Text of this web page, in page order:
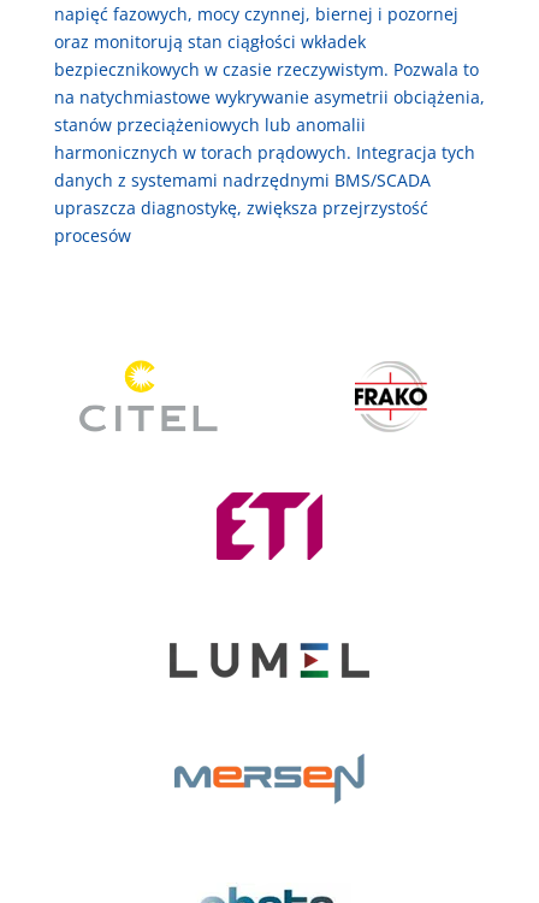
napięć fazowych, mocy czynnej, biernej i pozornej
oraz monitorują stan ciągłości wkładek
bezpiecznikowych w czasie rzeczywistym. Pozwala to
na natychmiastowe wykrywanie asymetrii obciążenia,
stanów przeciążeniowych lub anomalii
harmonicznych w torach prądowych. Integracja tych
danych z systemami nadrzędnymi BMS/SCADA
upraszcza diagnostykę, zwiększa przejrzystość
procesów